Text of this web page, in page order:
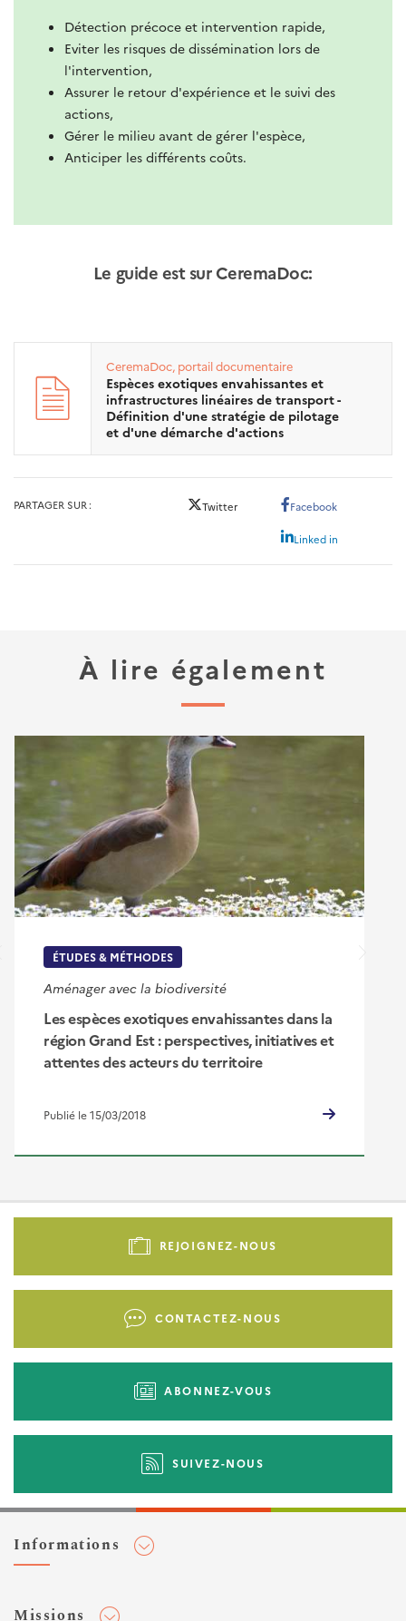
Détection précoce et intervention rapide,
Eviter les risques de dissémination lors de
l'intervention,
Assurer le retour d'expérience et le suivi des
actions,
Gérer le milieu avant de gérer l'espèce,
Anticiper les différents coûts.
Le guide est sur CeremaDoc:
CeremaDoc, portail documentaire
Espèces exotiques envahissantes et
infrastructures linéaires de transport -
Définition d'une stratégie de pilotage
et d'une démarche d'actions
PARTAGER SUR Twitter Facebook
Linked in
À lire également
ÉTUDES & MÉTHODES
Aménager avec la biodiversité
Les espèces exotiques envahissantes dans la
région Grand Est : perspectives, initiatives et
attentes des acteurs du territoire
Publié le 15/03/2018
Pied
-
REJOIGNEZ-NOUS
CONTACTEZ-NOUS
ABONNEZ-VOUS
SUIVEZ-NOUS
Informations
Missions